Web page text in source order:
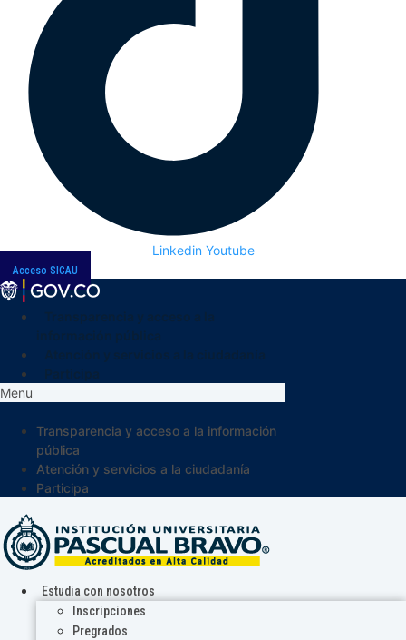
Linkedin Youtube
Acceso SICAU
Menu
Transparencia y acceso a la información
pública
Atención y servicios a la ciudadanía
Participa
Estudia con nosotros
Inscripciones
Pregrados